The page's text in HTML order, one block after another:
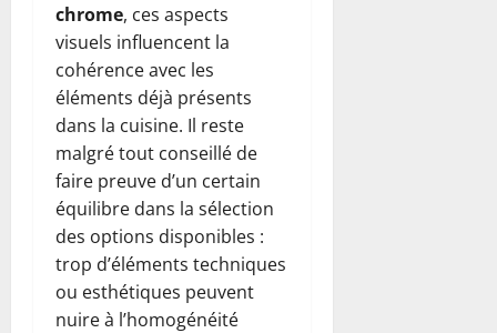
chrome, ces aspects
visuels influencent la
cohérence avec les
éléments déjà présents
dans la cuisine. Il reste
malgré tout conseillé de
faire preuve d’un certain
équilibre dans la sélection
des options disponibles :
trop d’éléments techniques
ou esthétiques peuvent
nuire à l’homogénéité